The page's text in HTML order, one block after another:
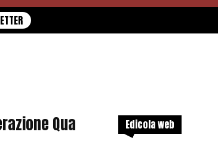
Qua Edicola web